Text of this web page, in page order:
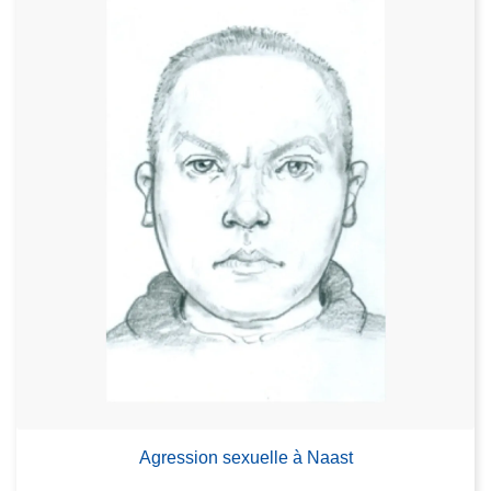
Agression sexuelle à Naast